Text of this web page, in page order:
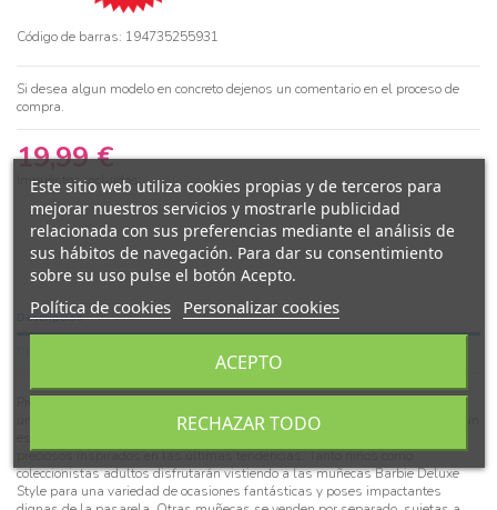
Código de barras: 194735255931
Si desea algun modelo en concreto dejenos un comentario en el proceso de
compra.
19,99 €
Impuestos incluidos
Descripción
Presentamos las muñecas Barbie Deluxe Style, que cautivan con sus looks
únicos y a la moda. Cada muñeca de esta línea luce espectacular y exhibe un
preciosos inspirados en las últimas tendencias. Tanto niños como
coleccionistas adultos disfrutarán vistiendo a las muñecas Barbie Deluxe
Style para una variedad de ocasiones fantásticas y poses impactantes
Este sitio web utiliza cookies propias y de terceros para
mejorar nuestros servicios y mostrarle publicidad
relacionada con sus preferencias mediante el análisis de
sus hábitos de navegación. Para dar su consentimiento
sobre su uso pulse el botón Acepto.
Política de cookies Personalizar cookies
RECHAZAR TODO
ACEPTO